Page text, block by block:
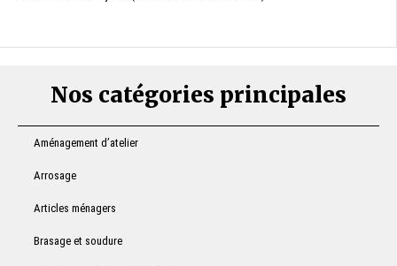
Nos catégories principales
Aménagement d’atelier
Arrosage
Articles ménagers
Brasage et soudure